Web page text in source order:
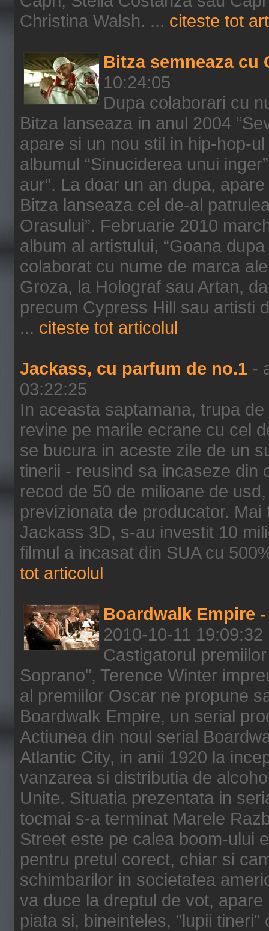
Christina Walsh. ... citeste tot
Bitza semneaza cu
10:24:05
Dupa colaborari cu
Bitza lanseaza in anul 2004
apare si un nou stil in hip-hop-
albumul “Sinuciderea unui
aur”. La doar un an dupa,
Bitza lanseaza cel de-al
Orasului”. Februarie 2010
album al artistului, “Goana
colaborat cu nume de marca
Groza, la Holograf sau Artan,
precum Cypress Hill sau artisti
... citeste tot articolul
Jackass, cu parfum de no.1 -
03:22:25
In aceasta saptamana, trupa
revine pe marile ecrane cu cel
se bucura in aceste zile de un
tinerii - reusind sa incaseze din
recod de 50 de milioane de
previzionata de producator.
Jackass 3D, s-au investit 10
filmul a incasat din SUA cu
tot articolul
Boardwalk Empire
2010-10-11 19:09:32
Castigatorul
Soprano", Terence Winter
al premiilor Oscar ne propune
Boardwalk Empire, un serial
Actiunea din noul serial
Atlantic City, in anii 1920 la
vanzarea si distributia de
Unite. Situatia prezentata in
tocmai s-a terminat Marele
Street este pe calea boom-ului
pentru pretul corect, chiar si
schimbarilor in societatea
va duce la dreptul de vot,
piata si, bineinteles, "lupii